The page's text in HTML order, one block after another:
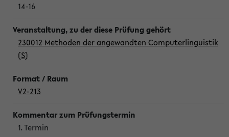
14-16
230012 Methoden der angewandten Computerlinguistik
(S)
V2-213
1. Termin